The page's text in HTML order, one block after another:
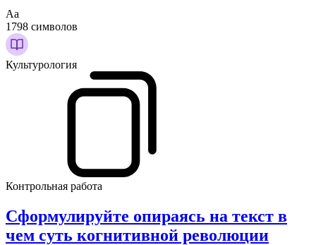
Аа
1798 символов
Культурология
Контрольная работа
Сформулируйте опираясь на текст в
чем суть когнитивной революции